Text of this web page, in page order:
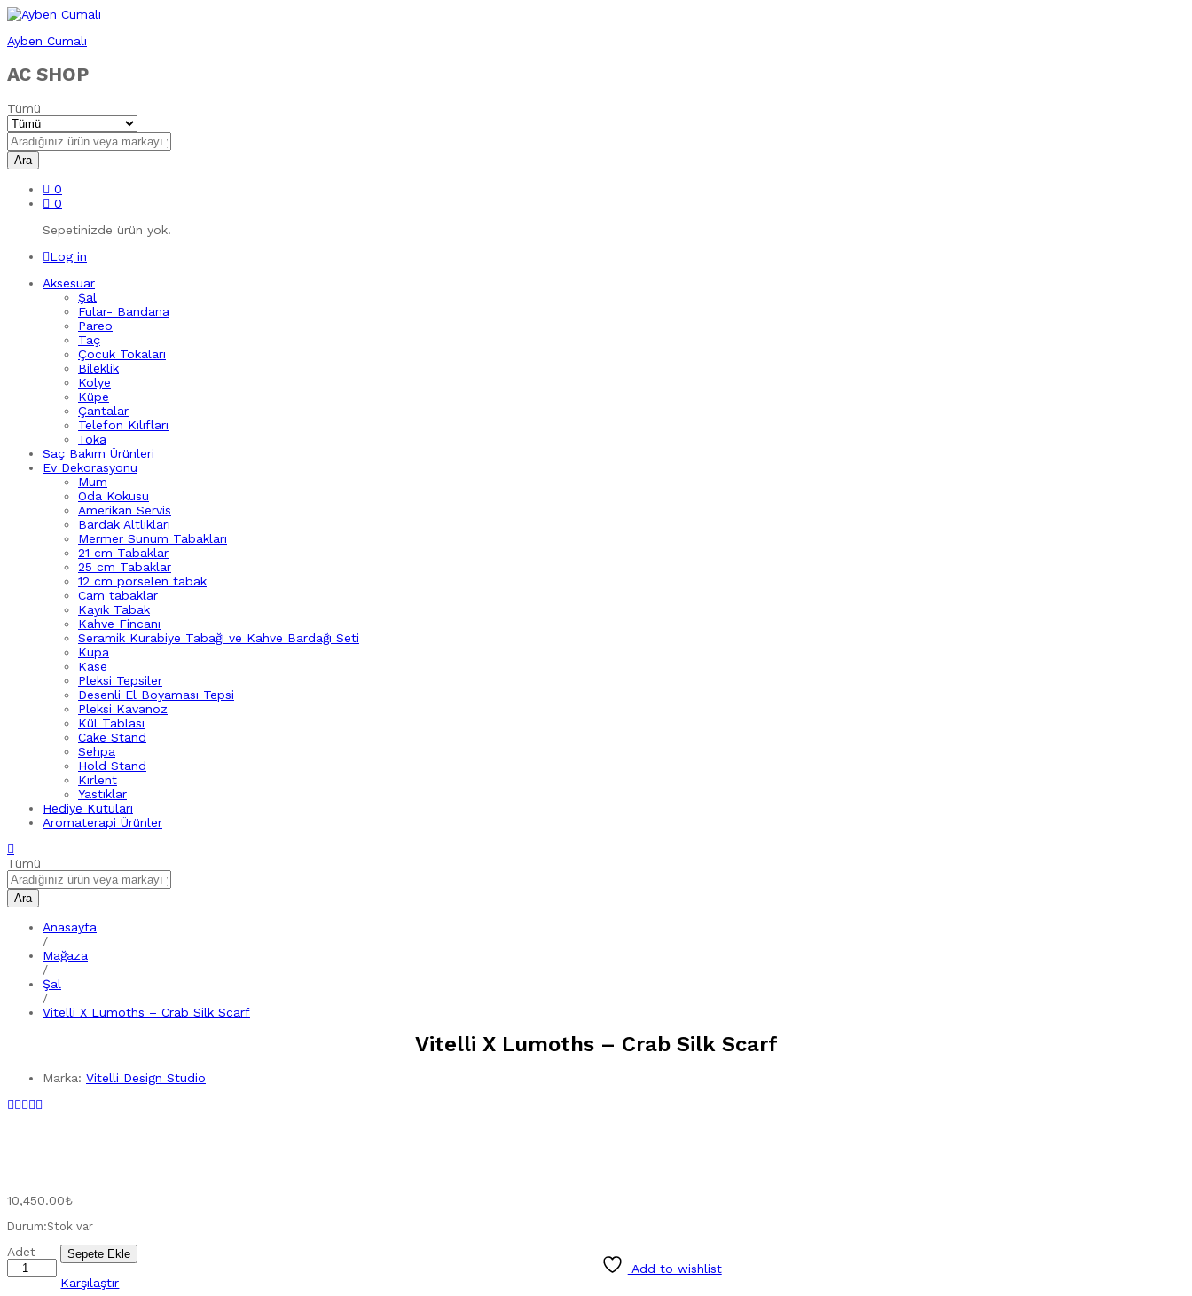
Ayben Cumalı
AC SHOP
Tümü
Ara
0
0
Sepetinizde ürün yok.
Log in
Aksesuar
Şal
Fular- Bandana
Pareo
Taç
Çocuk Tokaları
Bileklik
Kolye
Küpe
Çantalar
Telefon Kılıfları
Toka
Saç Bakım Ürünleri
Ev Dekorasyonu
Mum
Oda Kokusu
Amerikan Servis
Bardak Altlıkları
Mermer Sunum Tabakları
21 cm Tabaklar
25 cm Tabaklar
12 cm porselen tabak
Cam tabaklar
Kayık Tabak
Kahve Fincanı
Seramik Kurabiye Tabağı ve Kahve Bardağı Seti
Kupa
Kase
Pleksi Tepsiler
Desenli El Boyaması Tepsi
Pleksi Kavanoz
Kül Tablası
Cake Stand
Sehpa
Hold Stand
Kırlent
Yastıklar
Hediye Kutuları
Aromaterapi Ürünler
Tümü
Ara
Anasayfa
/
Mağaza
/
Şal
/
Vitelli X Lumoths – Crab Silk Scarf
Vitelli X Lumoths – Crab Silk Scarf
Marka: Vitelli Design Studio
10,450.00₺
Durum:Stok var
Vitelli
Lumoths
Adet Sepete Ekle
Add to wishlist
Karşılaştır